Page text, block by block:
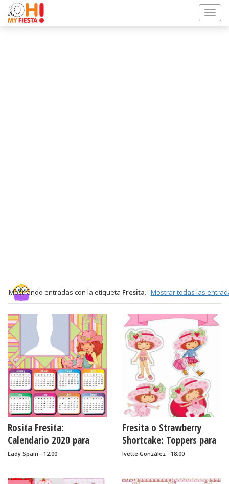
Mostrando entradas con la etiqueta Fresita. Mostrar todas las
Rosita Fresita:
Calendario 2020 para
Imprimir Gratis
Lady Spain - 12:00
Fresita o Strawberry
Shortcake: Toppers para
Tartas, Tortas, Pasteles,
Imprimir Gratis.
Ivette González - 18:00